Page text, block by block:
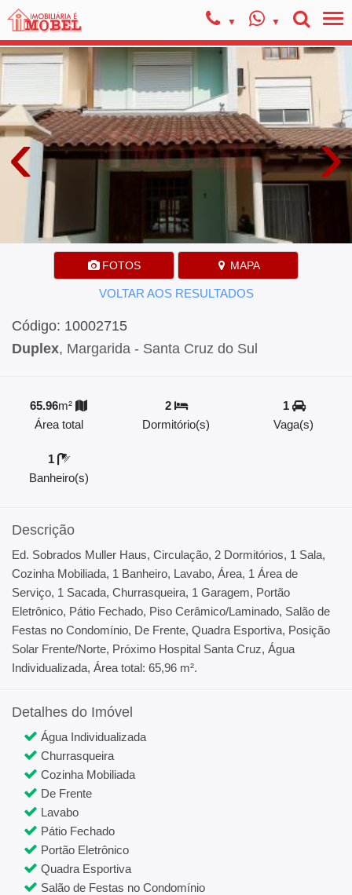
‹ ›
FOTOS MAPA
VOLTAR AOS RESULTADOS
Código: 10002715
Duplex, Margarida - Santa Cruz do Sul
65.96m²
Área total
2
Dormitório(s)
1
Vaga(s)
1
Banheiro(s)
Descrição
Ed. Sobrados Muller Haus, Circulação, 2 Dormitórios, 1 Sala,
Cozinha Mobiliada, 1 Banheiro, Lavabo, Área, 1 Área de
Serviço, 1 Sacada, Churrasqueira, 1 Garagem, Portão
Eletrônico, Pátio Fechado, Piso Cerâmico/Laminado, Salão de
Festas no Condomínio, De Frente, Quadra Esportiva, Posição
Solar Frente/Norte, Próximo Hospital Santa Cruz, Água
Individualizada, Área total: 65,96 m².
Detalhes do Imóvel
Água Individualizada
Churrasqueira
Cozinha Mobiliada
De Frente
Lavabo
Pátio Fechado
Portão Eletrônico
Quadra Esportiva
Salão de Festas no Condomínio